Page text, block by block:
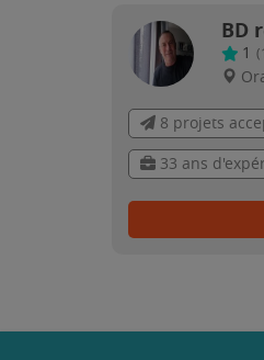
BD
1 (1
8 projets
33 ans